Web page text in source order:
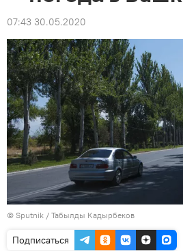
07:43 30.05.2020
© Sputnik / Табылды Кадырбеков
Подписаться